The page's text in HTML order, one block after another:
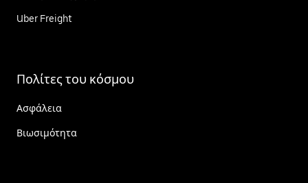
Uber Freight
Πολίτες του κόσμου
Ασφάλεια
Βιωσιμότητα